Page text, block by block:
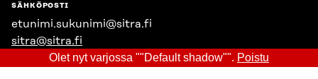
SÄHKÖPOSTI
etunimi.sukunimi@sitra.fi
sitra@sitra.fi
Olet nyt varjossa ""Default shadow"". Poistu